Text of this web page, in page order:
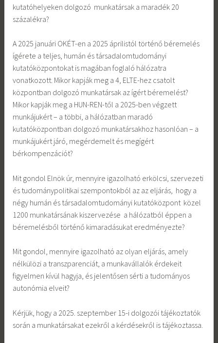
kutatóhelyeken dolgozó munkatársak a maradék 20
százalékra?
A 2025 januári OKÉT-en a 2025 áprilistól történő béremelés
ígérete a teljes, humán és társadalomtudományi
kutatóközpontokat is magában foglaló hálózatra
vonatkozott. Mikor kapják meg a 4, ELTE-hez csatolt
központban dolgozó munkatársak az ígért béremelést?
Mikor kapják meg a HUN-REN-től a 2025-ben végzett
munkájukért – a többi, a hálózatban maradó
kutatóközpontban dolgozó munkatársakhoz hasonlóan – a
munkájukért járó, megérdemelt és megígért
bérkompenzációt?
Mit gondol Elnök úr, mennyire igazolható erkölcsi, szervezeti
és tudománypolitikai szempontokból az az eljárás, hogy a
négy humán és társadalomtudományi kutatóközpont közel
1200 munkatársának kiszervezése a hálózatból éppen a
béremelésből történő kimaradásukat eredményezte?
Mit gondol, mennyire igazolható az olyan eljárás, amely
nélkülözi a transzparenciát, a munkavállalók érdekeit
figyelmen kívül hagyja, és jelentősen sérti a tudományos
autonómia elveit?
Kérjük, hogy a 2025. szeptember 15-i dolgozói tájékoztatók
során a munkatársakat ezekről a kérdésekről is tájékoztassa.